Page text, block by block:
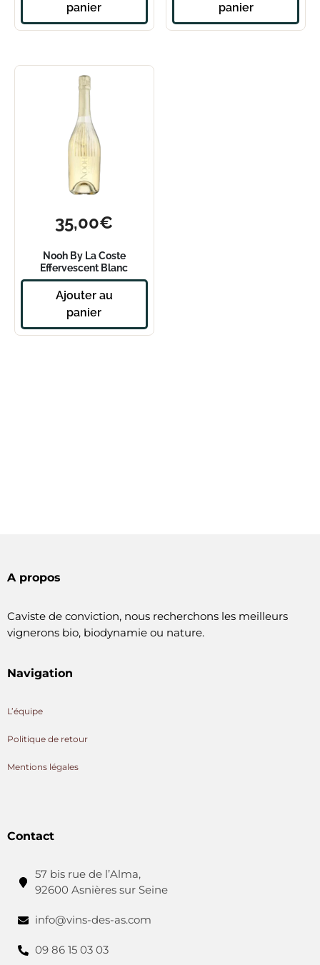
panier
panier
35,00€
Nooh By La Coste
Effervescent Blanc
Ajouter au
panier
A propos
Caviste de conviction, nous recherchons les meilleurs
vignerons bio, biodynamie ou nature.
Navigation
L’équipe
Politique de retour
Mentions légales
Contact
57 bis rue de l’Alma,
92600 Asnières sur Seine
info@vins-des-as.com
09 86 15 03 03